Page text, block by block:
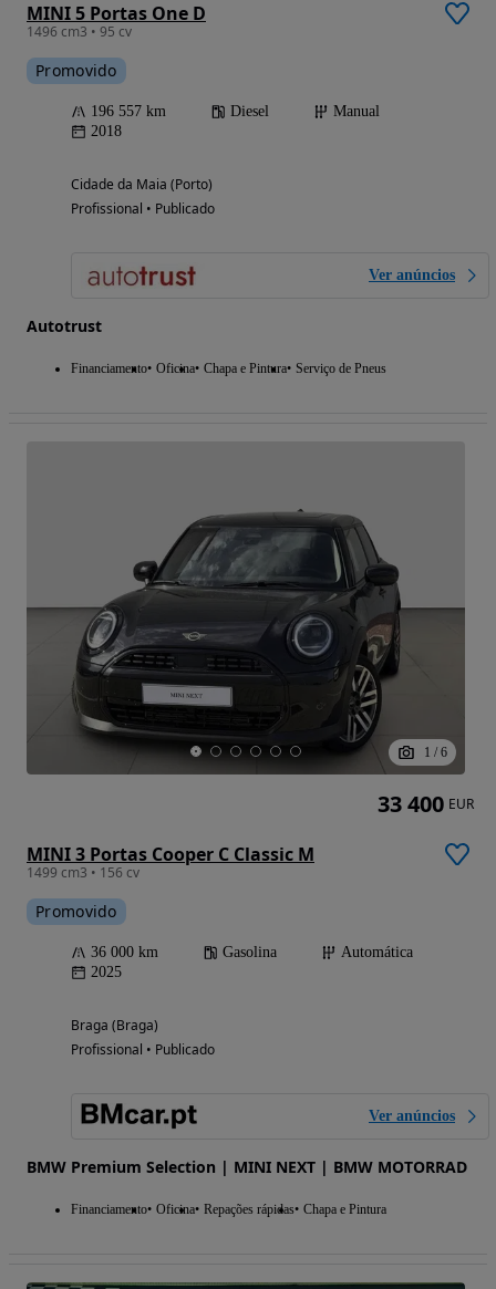
MINI 5 Portas One D
1496 cm3 • 95 cv
Promovido
196 557 km Diesel
Manual
2018
Cidade da Maia (Porto)
Profissional • Publicado
Ver anúncios
Autotrust
Financiamento Oficina Chapa e Pintura Serviço de Pneus
1 / 6
MINI 3 Portas Cooper C Classic M
1499 cm3 • 156 cv
Promovido
36 000 km Gasolina
Automática
2025
Braga (Braga)
Profissional • Publicado
Ver anúncios
BMW Premium Selection | MINI NEXT | BMW MOTORRAD
Financiamento Oficina Repações rápidas Chapa e Pintura
33 400 EUR